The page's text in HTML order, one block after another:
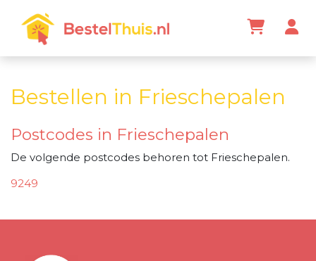
Bestellen in Frieschepalen
Postcodes in Frieschepalen
De volgende postcodes behoren tot Frieschepalen.
9249